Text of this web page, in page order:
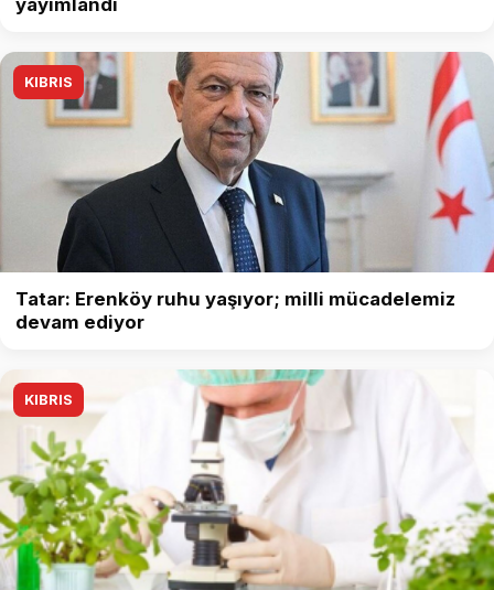
yayımlandı
KIBRIS
Tatar: Erenköy ruhu yaşıyor; milli mücadelemiz
devam ediyor
KIBRIS